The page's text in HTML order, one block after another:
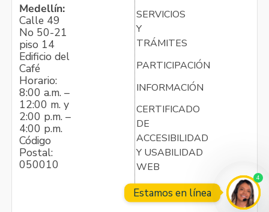
Medellín:
Calle 49
No 50-21
piso 14
Edificio del
Café
Horario:
8:00 a.m. –
12:00 m. y
2:00 p.m. –
4:00 p.m.
Código
Postal:
050010
SERVICIOS
Y
TRÁMITES
PARTICIPACIÓN
INFORMACIÓN
CERTIFICADO
DE
ACCESIBILIDAD
Y USABILIDAD
WEB
Estamos en línea
4